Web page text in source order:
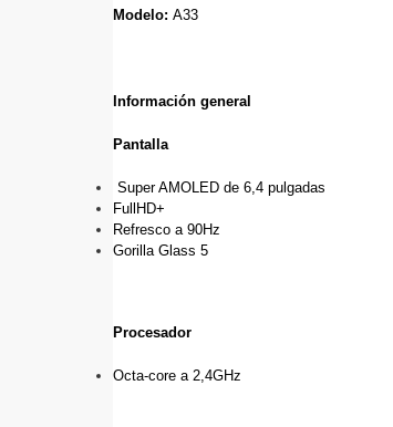
Modelo: A33
Información general
Pantalla
Super AMOLED de 6,4 pulgadas
FullHD+
Refresco a 90Hz
Gorilla Glass 5
Procesador
Octa-core a 2,4GHz